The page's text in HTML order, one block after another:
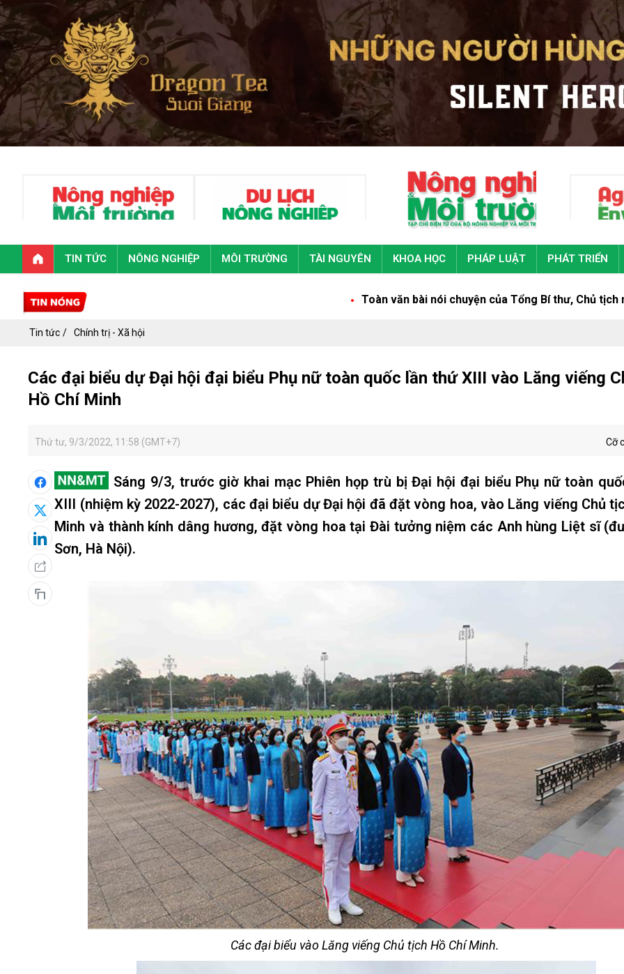
TIN TỨC NÔNG NGHIỆP MÔI TRƯỜNG TÀI NGUYÊN KHOA HỌC PHÁP LUẬT PHÁT TRIỂN
Toàn văn bài nói chuyện của Tổng Bí thư, Chủ tịch nước Tô
Tin tức Chính trị - Xã hội
Các đại biểu dự Đại hội đại biểu Phụ nữ toàn quốc lần thứ XIII vào Lăng viếng
Hồ Chí Minh
Thứ tư, 9/3/2022, 11:58 (GMT+7) Cỡ
Sáng 9/3, trước giờ khai mạc Phiên họp trù bị Đại hội đại biểu Phụ nữ toàn
XIII (nhiệm kỳ 2022-2027), các đại biểu dự Đại hội đã đặt vòng hoa, vào Lăng viếng Chủ
Minh và thành kính dâng hương, đặt vòng hoa tại Đài tưởng niệm các Anh hùng Liệt sĩ
Sơn, Hà Nội).
Các đại biểu vào Lăng viếng Chủ tịch Hồ Chí Minh.